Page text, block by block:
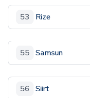
53 Rize
55 Samsun
56 Siirt